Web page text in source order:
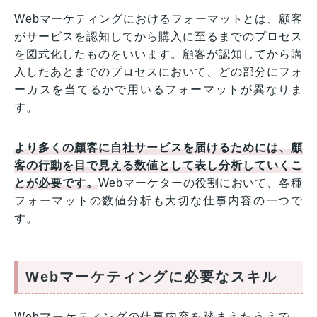
Webマーケティングにおけるフォーマットとは、顧客
がサービスを認知してから購入に至るまでのプロセス
を図式化したものをいいます。顧客が認知してから購
入したあとまでのプロセスにおいて、どの部分にフォ
ーカスを当てるかで用いるフォーマットが異なりま
す。
より多くの顧客に自社サービスを届けるためには、顧
客の行動を目で見える数値として表し分析していくこ
とが必要です。Webマーケターの役割において、各種
フォーマットの数値分析も大切な仕事内容の一つで
す。
Webマーケティングに必要なスキル